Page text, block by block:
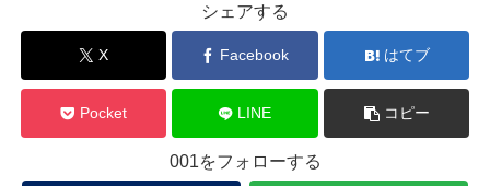
シェアする
X Facebook はてブ
Pocket LINE コピー
001をフォローする